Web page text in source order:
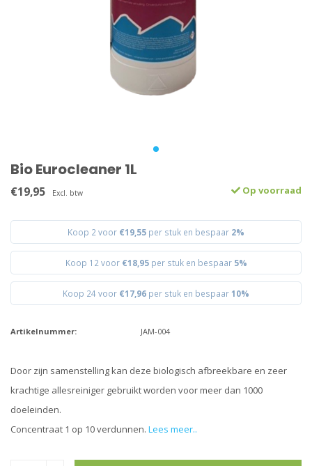
Bio Eurocleaner 1L
€19,95 Excl. btw Op voorraad
Koop 2 voor €19,55 per stuk en bespaar 2%
Koop 12 voor €18,95per stuk en bespaar 5%
Koop 24 voor €17,96 per stuk en bespaar 10%
Artikelnummer: JAM-004
Door zijn samenstelling kan deze biologisch afbreekbare en zeer
krachtige allesreiniger gebruikt worden voor meer dan 1000
doeleinden.
Concentraat 1 op 10 verdunnen. Lees meer..